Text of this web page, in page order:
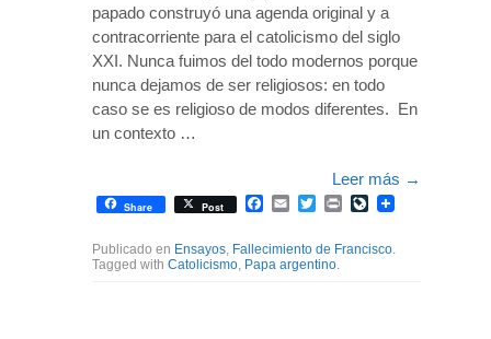
papado construyó una agenda original y a
contracorriente para el catolicismo del siglo
XXI. Nunca fuimos del todo modernos porque
nunca dejamos de ser religiosos: en todo
caso se es religioso de modos diferentes. En
un contexto …
Leer más →
Share Post Facebook
EmailTwitterPrintLiveJournal
Publicado en Ensayos, Fallecimiento de Francisco.
Tagged with Catolicismo, Papa argentino.